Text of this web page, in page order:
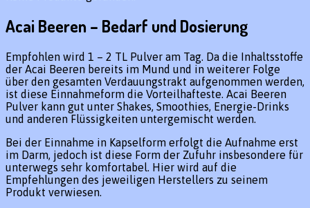
Acai Beeren – Bedarf und Dosierung
Empfohlen wird 1 – 2 TL Pulver am Tag. Da die Inhaltsstoffe
der Acai Beeren bereits im Mund und in weiterer Folge
über den gesamten Verdauungstrakt aufgenommen werden,
ist diese Einnahmeform die Vorteilhafteste. Acai Beeren
Pulver kann gut unter Shakes, Smoothies, Energie-Drinks
und anderen Flüssigkeiten untergemischt werden.
Bei der Einnahme in Kapselform erfolgt die Aufnahme erst
im Darm, jedoch ist diese Form der Zufuhr insbesondere für
unterwegs sehr komfortabel. Hier wird auf die
Empfehlungen des jeweiligen Herstellers zu seinem
Produkt verwiesen.